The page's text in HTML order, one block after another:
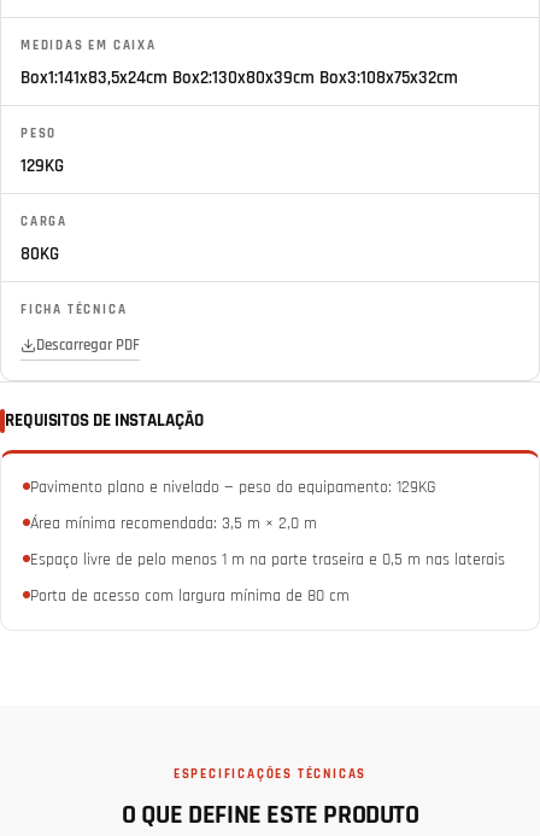
MEDIDAS EM CAIXA
Box1:141x83,5x24cm Box2:130x80x39cm Box3:108x75x32cm
PESO
129KG
CARGA
80KG
FICHA TÉCNICA
Descarregar PDF
REQUISITOS DE INSTALAÇÃO
Pavimento plano e nivelado — peso do equipamento: 129KG
Área mínima recomendada: 3,5 m × 2,0 m
Espaço livre de pelo menos 1 m na parte traseira e 0,5 m nas laterais
Porta de acesso com largura mínima de 80 cm
ESPECIFICAÇÕES TÉCNICAS
O QUE DEFINE ESTE PRODUTO